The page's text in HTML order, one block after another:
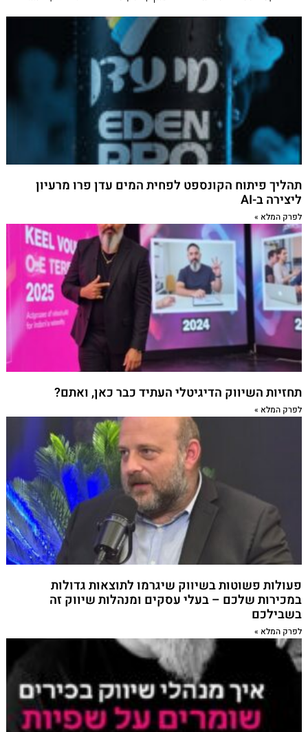
תהליך פיתוח הקונספט לפחית המים עדן פרו מרעיון
ליצירה ב-AI
לפרק המלא »
תחזיות השיווק הדיגיטלי העתיד כבר כאן, ואתם?
לפרק המלא »
פעולות פשוטות בשיווק שיגרמו לתוצאות גדולות
במכירות שלכם – בעלי עסקים ומנהלות שיווק זה
בשבילכם
לפרק המלא »